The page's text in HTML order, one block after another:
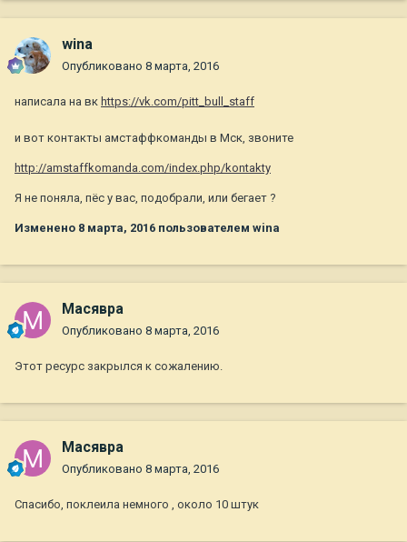
wina
Опубликовано 8 марта, 2016
написала на вк https://vk.com/pitt_bull_staff
и вот контакты амстаффкоманды в Мск, звоните
http://amstaffkomanda.com/index.php/kontakty
Я не поняла, пёс у вас, подобрали, или бегает ?
Изменено 8 марта, 2016 пользователем wina
Масявра
Опубликовано 8 марта, 2016
Этот ресурс закрылся к сожалению.
Масявра
Опубликовано 8 марта, 2016
Спасибо, поклеила немного , около 10 штук